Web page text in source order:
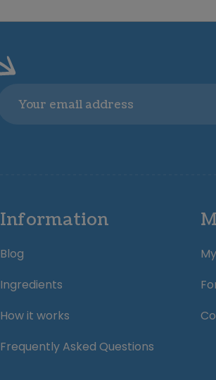
Information
Blog
Ingredients
How it works
Frequently Asked Questions